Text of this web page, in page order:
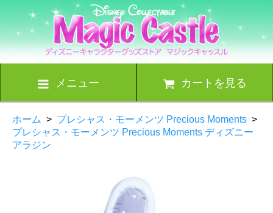
メニュー カートを見る
ホーム > プレシャス・モーメンツ Precious Moments >
プレシャス・モーメンツ Precious Moments ディズニー
アラジン